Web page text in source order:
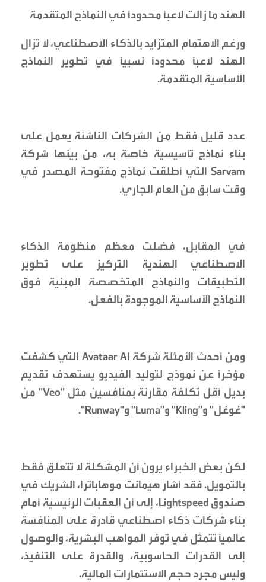
الهند ما زالت لاعباً محدوداً في النماذج المتقدمة
ورغم الاهتمام المتزايد بالذكاء الاصطناعي، لا تزال
الهند لاعباً محدوداً نسبياً في تطوير النماذج
الأساسية المتقدمة.
عدد قليل فقط من الشركات الناشئة يعمل على
بناء نماذج تأسيسية خاصة به، من بينها شركة
Sarvam التي أطلقت نماذج مفتوحة المصدر في
وقت سابق من العام الجاري.
في المقابل، فضلت معظم منظومة الذكاء
الاصطناعي الهندية التركيز على تطوير
التطبيقات والنماذج المتخصصة المبنية فوق
النماذج الأساسية الموجودة بالفعل.
ومن أحدث الأمثلة شركة Avataar AI التي كشفت
مؤخراً عن نموذج لتوليد الفيديو يستهدف تقديم
بديل أقل تكلفة مقارنة بمنافسين مثل "Veo" من
"غوغل" و"Kling" و"Luma" و"Runway".
لكن بعض الخبراء يرون أن المشكلة لا تتعلق فقط
بالتمويل. فقد أشار هيمانت موهاباترا، الشريك في
صندوق Lightspeed، إلى أن العقبات الرئيسية أمام
بناء شركات ذكاء اصطناعي قادرة على المنافسة
عالمياً تتمثل في توفر المواهب البشرية، والوصول
إلى القدرات الحاسوبية، والقدرة على التنفيذ،
وليس مجرد حجم الاستثمارات المالية.